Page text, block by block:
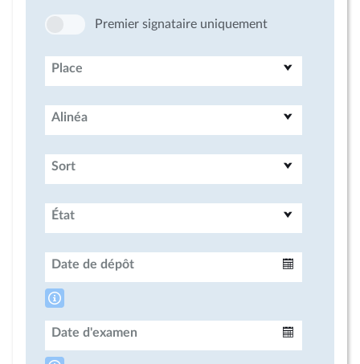
Premier signataire uniquement
Place
Alinéa
Sort
État
Date de dépôt
Date d'examen